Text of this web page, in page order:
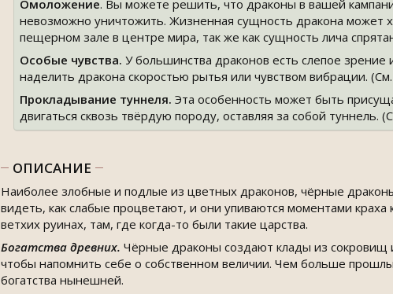
Омоложение. Вы можете решить, что драконы в вашей
невозможно уничтожить. Жизненная сущность дракона может
пещерном зале в центре мира, так же как сущность лича
Особые чувства. У большинства драконов есть слепое
наделить дракона скоростью рытья или чувством вибрации. (См.
Прокладывание туннеля. Эта особенность может быть
двигаться сквозь твёрдую породу, оставляя за собой туннель.
ОПИСАНИЕ
Наиболее злобные и подлые из цветных драконов, чёрные
видеть, как слабые процветают, и они упиваются моментами
ветхих руинах, там, где когда-то были такие царства.
Богатства древних. Чёрные драконы создают клады из сокровищ
чтобы напомнить себе о собственном величии. Чем больше
богатства нынешней.